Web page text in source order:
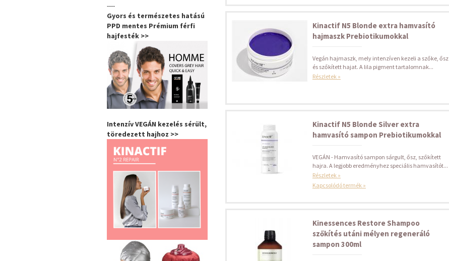
Kinactif N5 Blonde extra hamvasító
hajmaszk Prebiotikumokkal
Vegán hajmaszk, mely intenzíven kezeli a szőke, ősz
és szőkített hajat. A lila pigment tartalomnak...
Részletek »
Kinactif N5 Blonde Silver extra
hamvasító sampon Prebiotikumokkal
VEGÁN - Hamvasító sampon sárgult, ősz, szőkített
hajra. A legjobb eredményhez speciális hamvasítót...
Részletek »
Kapcsolódó termék »
Kinessences Restore Shampoo
szőkítés utáni mélyen regeneráló
sampon 300ml
----
Gyors és természetes hatású
PPD mentes Prémium férfi
hajfesték >>
Intenzív VEGÁN kezelés sérült,
töredezett hajhoz >>